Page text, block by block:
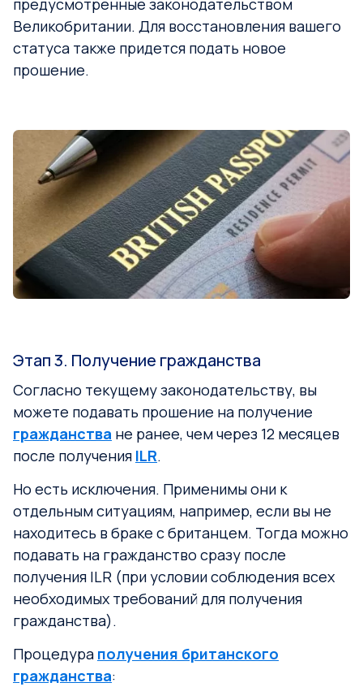
предусмотренные законодательством
Великобритании. Для восстановления вашего
статуса также придется подать новое
прошение.
Этап 3. Получение гражданства
Согласно текущему законодательству, вы
можете подавать прошение на получение
гражданства не ранее, чем через 12 месяцев
после получения ILR.
Но есть исключения. Применимы они к
отдельным ситуациям, например, если вы не
находитесь в браке с британцем. Тогда можно
подавать на гражданство сразу после
получения ILR (при условии соблюдения всех
необходимых требований для получения
гражданства).
Процедура получения британского
гражданства: